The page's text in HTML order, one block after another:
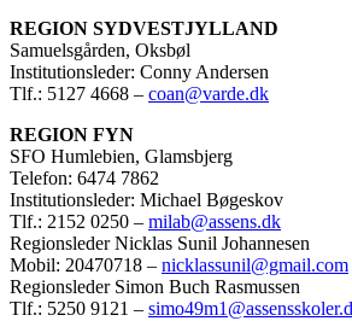
REGION SYDVESTJYLLAND
Samuelsgården, Oksbøl
Institutionsleder: Conny Andersen
Tlf.: 5127 4668 – coan@varde.dk
REGION FYN
SFO Humlebien, Glamsbjerg
Telefon: 6474 7862
Institutionsleder: Michael Bøgeskov
Tlf.: 2152 0250 – milab@assens.dk
Regionsleder Nicklas Sunil Johannesen
Mobil: 20470718 – nicklassunil@gmail.com
Regionsleder Simon Buch Rasmussen
Tlf.: 5250 9121 –